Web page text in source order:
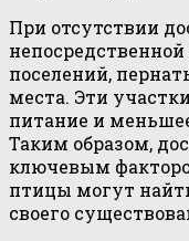
При отсутствии
поселений,
места. Эти
питание и
Таким образом,
ключевым
птицы могут
своего